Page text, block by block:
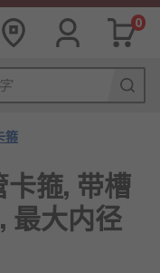
0
箍
卡箍, 带槽
最大内径